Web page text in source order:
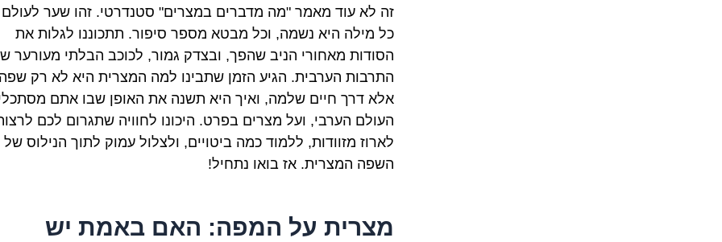
זה לא עוד מאמר "מה מדברים במצרים" סטנדרטי. זהו שער
כל מילה היא נשמה, וכל מבטא מספר סיפור. תתכוננו לגלות את
הסודות מאחורי הניב שהפך, ובצדק גמור, לכוכב הבלתי מעורער
התרבות הערבית. הגיע הזמן שתבינו למה המצרית היא לא רק
אלא דרך חיים שלמה, ואיך היא תשנה את האופן שבו אתם
העולם הערבי, ועל מצרים בפרט. היכונו לחוויה שתגרום לכם
לארוז מזוודות, ללמוד כמה ביטויים, ולצלול עמוק לתוך הנילוס של
השפה המצרית. אז בואו נתחיל!
מצרית על המפה: האם באמת יש